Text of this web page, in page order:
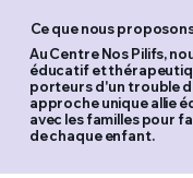
Ce que nous
Au Centre Nos Pilifs,
éducatif et
porteurs d'un trouble
approche unique allie
avec les familles pour
de chaque enfant.